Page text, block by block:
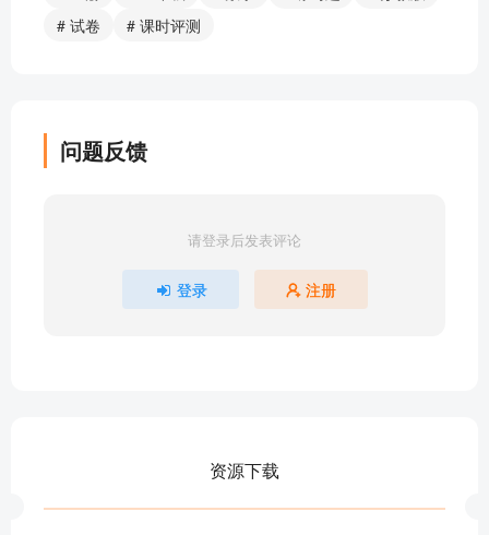
# 试卷
# 课时评测
问题反馈
请登录后发表评论
登录 注册
资源下载